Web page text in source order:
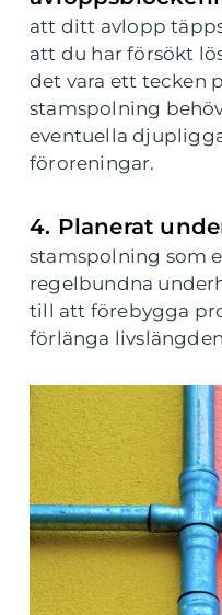
att ditt avlopp
att du har försökt
det vara ett tecken
stamspolning
eventuella
föroreningar.
4. Planerat
stamspolning som
regelbundna
till att förebygga
förlänga